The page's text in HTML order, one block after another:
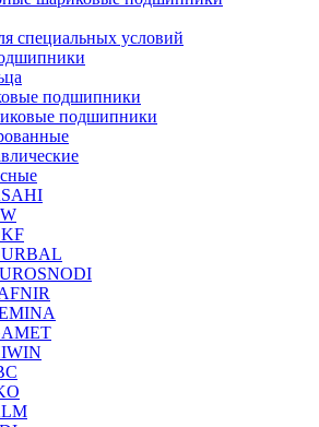
специальных условий
подшипники
подшипники